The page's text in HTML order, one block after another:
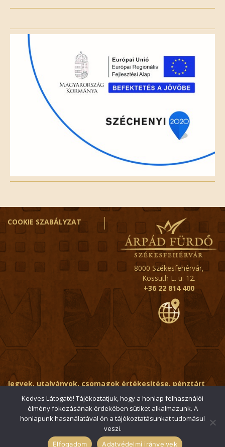
field
empty.
COOKIE SZABÁLYZAT
8000 Székesfehérvár,
Kossuth L. u. 12.
+36 22 814 400
Jegyek, utalványok, csomagok értékesítése, pénztárt
érintő kérdések:
ertekesito@fehervar-arpadfurdo.hu
Általános érdeklődés: info@fehervar-arpadfurdo.hu
© 2006-2026 Székesfehérvári Árpád Fürdő / Minden jog
Kedves Látogató! Tájékoztatjuk, hogy a honlap felhasználói
élmény fokozásának érdekében sütiket alkalmazunk. A
honlapunk használatával ön a tájékoztatásunkat tudomásul
veszi.
Elfogadom Adatvédelmi irányelvek